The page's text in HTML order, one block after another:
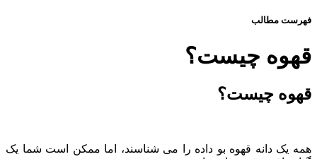
فهرست مطالب
قهوه چیست؟
قهوه چیست؟
همه یک دانه قهوه بو داده را می شناسند، اما ممکن است شما یک